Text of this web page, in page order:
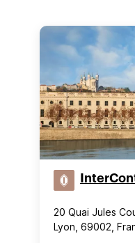
20 Quai Jules
Lyon, 69002,